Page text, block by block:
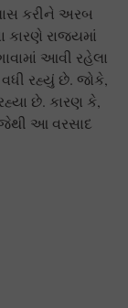
કરીને અરબ
કારણે રાજ્યમાં
આવી રહેલા
રહ્યું છે. જોકે,
છે. કારણ કે,
જેથી આ વરસાદ